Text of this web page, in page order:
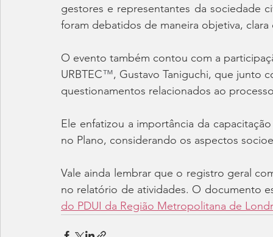
gestores e representantes da sociedade
foram debatidos de maneira objetiva, clara
O evento também contou com a
URBTEC™, Gustavo Taniguchi, que junto
questionamentos relacionados ao
Ele enfatizou a importância da
no Plano, considerando os aspectos
Vale ainda lembrar que o registro geral
no relatório de atividades. O documento
do PDUI da Região Metropolitana de